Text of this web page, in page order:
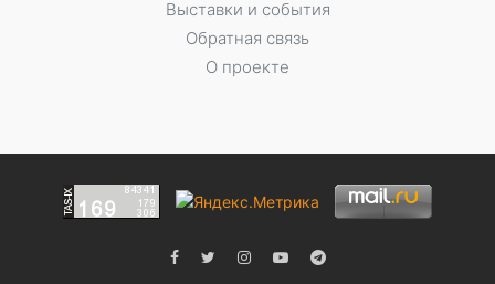
Выставки и события
Обратная связь
О проекте